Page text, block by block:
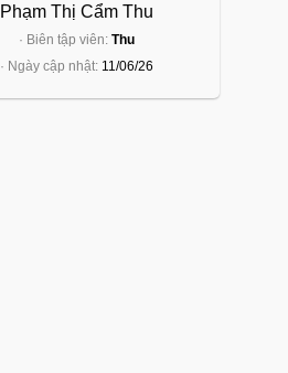
Phạm Thị Cẩm Thu
· Biên tập viên: Thu
· Ngày cập nhật: 11/06/26